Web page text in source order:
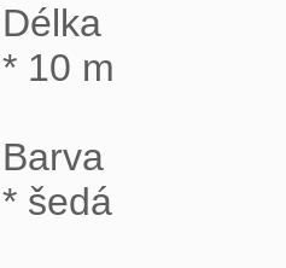
Délka
* 10 m
Barva
* šedá